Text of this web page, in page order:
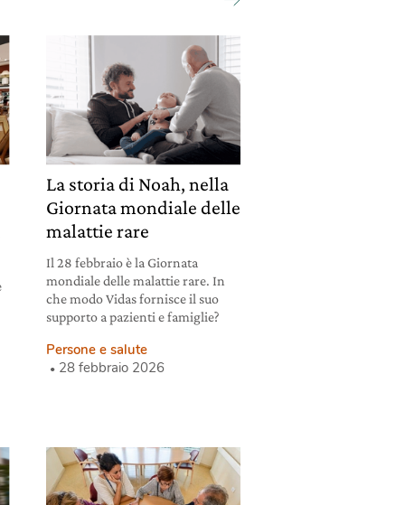
La storia di Noah, nella
Giornata mondiale delle
malattie rare
Il 28 febbraio è la Giornata
mondiale delle malattie rare. In
che modo Vidas fornisce il suo
supporto a pazienti e famiglie?
Persone e salute
28 febbraio 2026